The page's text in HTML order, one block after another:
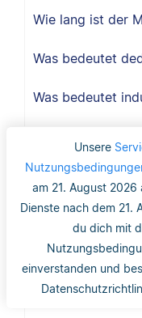
Unsere
am 21. August
Dienste nach dem 21.
du dich mit
einverstanden und
Wie lang ist der
Was bedeutet
Was bedeutet
Was ist Validität?
Was ist interne
Was versteht
Was ist die